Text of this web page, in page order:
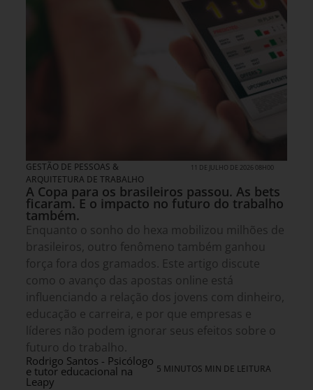
GESTÃO DE PESSOAS &
ARQUITETURA DE TRABALHO
11 DE JULHO DE 2026 08H00
A Copa para os brasileiros passou. As bets
ficaram. E o impacto no futuro do trabalho
também.
Enquanto o sonho do hexa mobilizou milhões de
brasileiros, outro fenômeno também ganhou
força fora dos gramados. Este artigo discute
como o avanço das apostas online está
influenciando a relação dos jovens com dinheiro,
educação e carreira, e por que empresas e
líderes não podem ignorar seus efeitos sobre o
futuro do trabalho.
Rodrigo Santos - Psicólogo
e tutor educacional na
Leapy
5 MINUTOS MIN DE LEITURA